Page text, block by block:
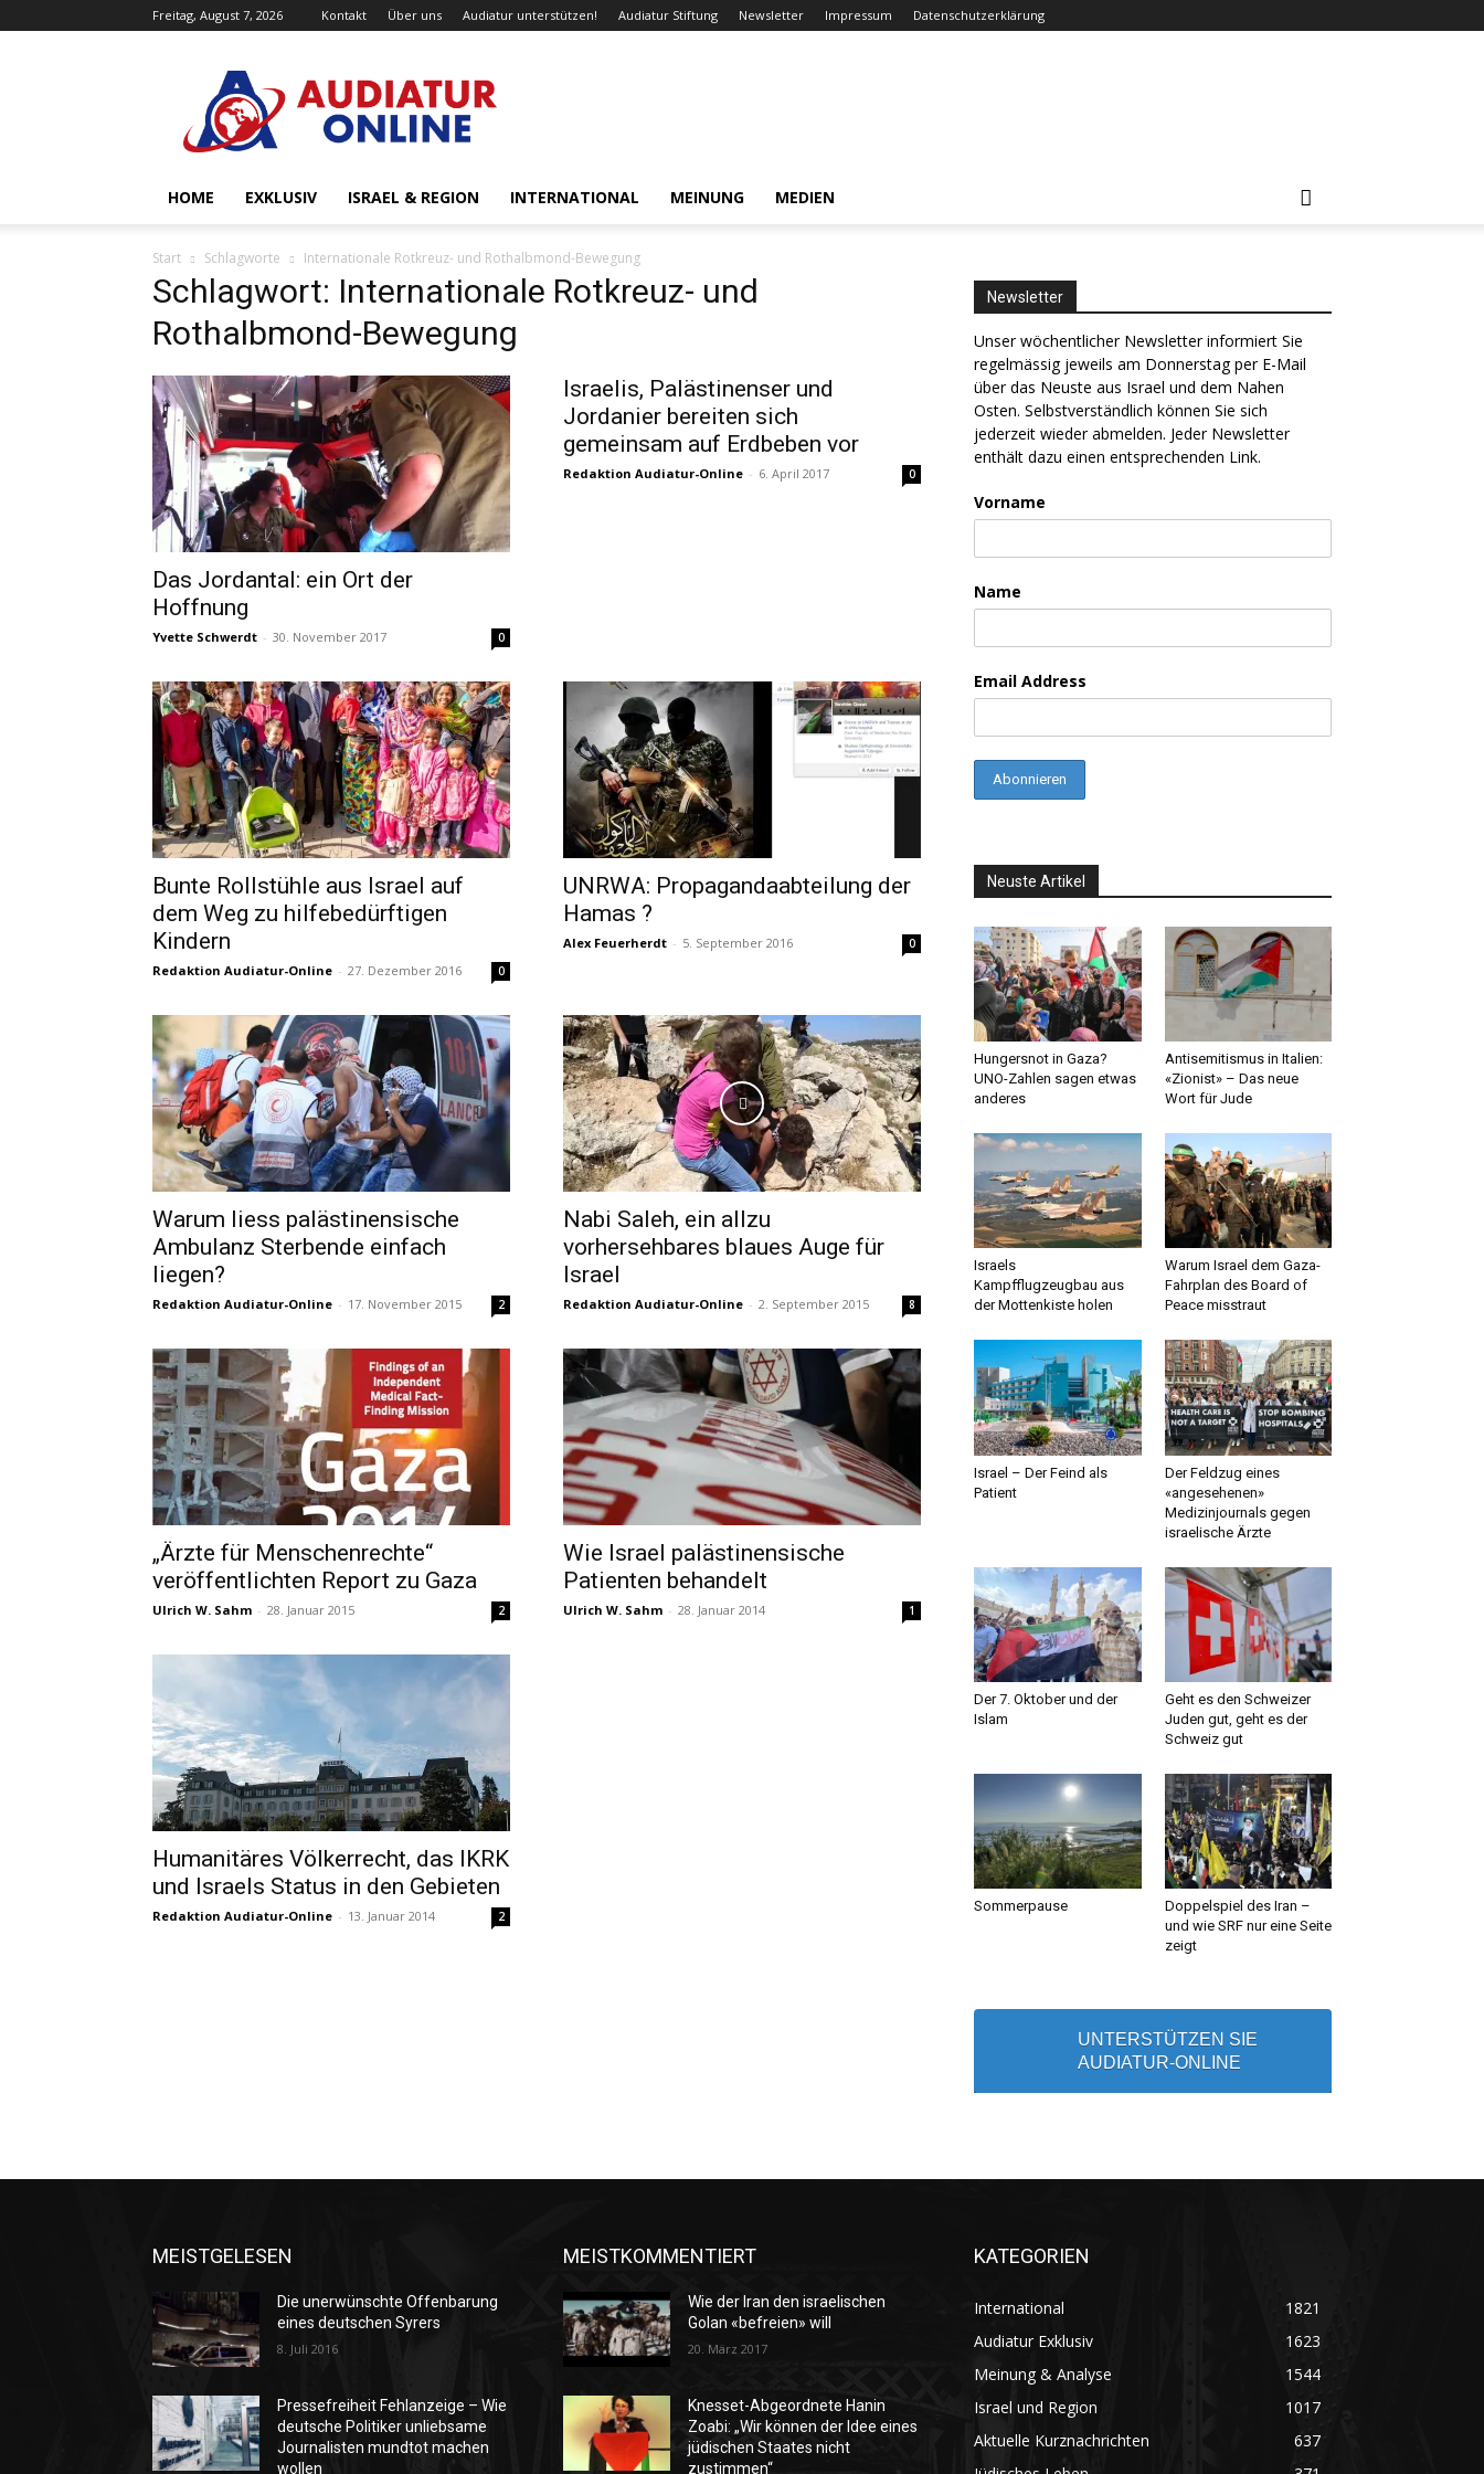
Freitag, August 7, 2026 Kontakt Über uns Audiatur unterstützen! Audiatur Stiftung Newsletter Impressum Datenschutzerklärung
Online
HOME EXKLUSIV ISRAEL & REGION INTERNATIONAL MEINUNG MEDIEN
Start Schlagworte Internationale Rotkreuz- und Rothalbmond-Bewegung
Schlagwort: Internationale Rotkreuz- und
Rothalbmond-Bewegung
Das Jordantal: ein Ort der
Hoffnung
Yvette Schwerdt - 30. November 2017 0
Israelis, Palästinenser und
Jordanier bereiten sich
gemeinsam auf Erdbeben vor
Redaktion Audiatur-Online - 6. April 2017 0
Bunte Rollstühle aus Israel auf
dem Weg zu hilfebedürftigen
Kindern
Redaktion Audiatur-Online - 27. Dezember 2016 0
UNRWA: Propagandaabteilung der
Hamas ?
Alex Feuerherdt - 5. September 2016 0
Warum liess palästinensische
Ambulanz Sterbende einfach
liegen?
Redaktion Audiatur-Online - 17. November 2015 2
Nabi Saleh, ein allzu
vorhersehbares blaues Auge für
Israel
Redaktion Audiatur-Online - 2. September 2015 8
„Ärzte für Menschenrechte“
veröffentlichten Report zu Gaza
Ulrich W. Sahm - 28. Januar 2015 2
Wie Israel palästinensische
Patienten behandelt
Ulrich W. Sahm - 28. Januar 2014 1
Humanitäres Völkerrecht, das IKRK
und Israels Status in den Gebieten
Redaktion Audiatur-Online - 13. Januar 2014 2
Newsletter
Unser wöchentlicher Newsletter informiert Sie
regelmässig jeweils am Donnerstag per E-Mail
über das Neuste aus Israel und dem Nahen
Osten. Selbstverständlich können Sie sich
jederzeit wieder abmelden. Jeder Newsletter
enthält dazu einen entsprechenden Link.
Vorname
Name
Email Address
Neuste Artikel
Hungersnot in Gaza?
UNO-Zahlen sagen etwas
anderes
Antisemitismus in Italien:
«Zionist» – Das neue
Wort für Jude
Israels
Kampfflugzeugbau aus
der Mottenkiste holen
Warum Israel dem Gaza-
Fahrplan des Board of
Peace misstraut
Israel – Der Feind als
Patient
Der Feldzug eines
«angesehenen»
Medizinjournals gegen
israelische Ärzte
Der 7. Oktober und der
Islam
Geht es den Schweizer
Juden gut, geht es der
Schweiz gut
Sommerpause
Doppelspiel des Iran –
und wie SRF nur eine Seite
zeigt
UNTERSTÜTZEN SIE
AUDIATUR-ONLINE
MEISTGELESEN
Die unerwünschte Offenbarung
eines deutschen Syrers
8. Juli 2016
Pressefreiheit Fehlanzeige – Wie
deutsche Politiker unliebsame
Journalisten mundtot machen
wollen
MEISTKOMMENTIERT
Wie der Iran den israelischen
Golan «befreien» will
20. März 2017
Knesset-Abgeordnete Hanin
Zoabi: „Wir können der Idee eines
jüdischen Staates nicht
zustimmen“
KATEGORIEN
International
1821
Audiatur Exklusiv
1623
Meinung & Analyse
1544
Israel und Region
1017
Aktuelle Kurznachrichten
637